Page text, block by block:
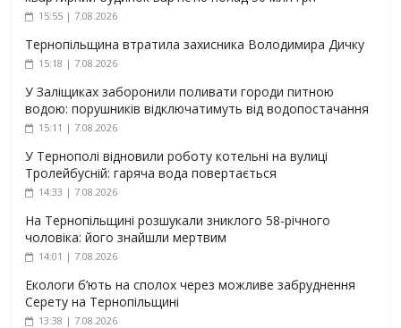
15:55 | 7.08.2026
Тернопільщина втратила захисника Володимира Дичку
15:18 | 7.08.2026
У Заліщиках заборонили поливати городи питною
водою: порушників відключатимуть від водопостачання
15:11 | 7.08.2026
У Тернополі відновили роботу котельні на вулиці
Тролейбусній: гаряча вода повертається
14:33 | 7.08.2026
На Тернопільщині розшукали зниклого 58-річного
чоловіка: його знайшли мертвим
14:01 | 7.08.2026
Екологи б’ють на сполох через можливе забруднення
Серету на Тернопільщині
13:38 | 7.08.2026